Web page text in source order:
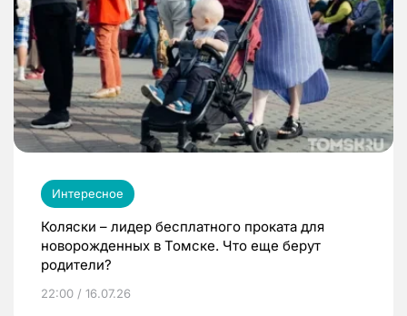
Интересное
Коляски – лидер бесплатного проката для
новорожденных в Томске. Что еще берут
родители?
22:00 / 16.07.26